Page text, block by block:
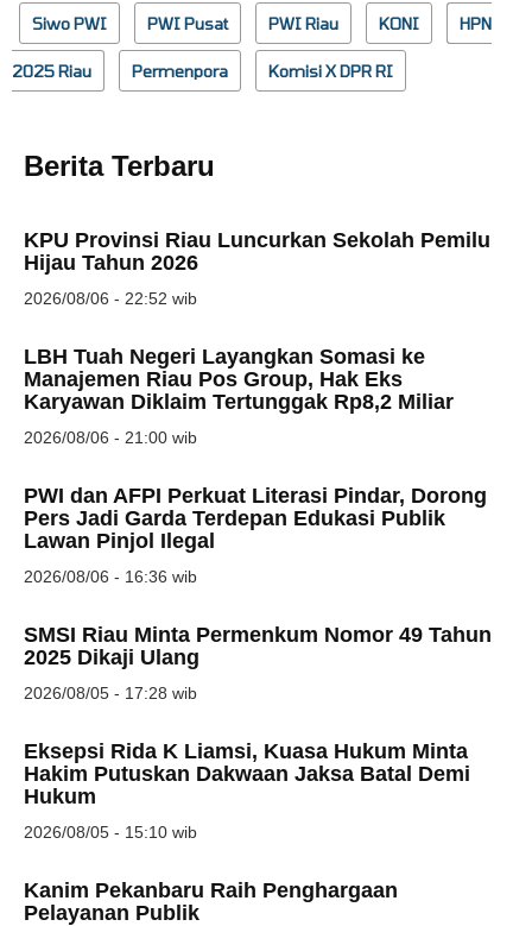
Siwo PWI PWI Pusat PWI Riau KONI HPN
2025 Riau Permenpora Komisi X DPR RI
Berita Terbaru
KPU Provinsi Riau Luncurkan Sekolah Pemilu
Hijau Tahun 2026
2026/08/06 - 22:52 wib
LBH Tuah Negeri Layangkan Somasi ke
Manajemen Riau Pos Group, Hak Eks
Karyawan Diklaim Tertunggak Rp8,2 Miliar
2026/08/06 - 21:00 wib
PWI dan AFPI Perkuat Literasi Pindar, Dorong
Pers Jadi Garda Terdepan Edukasi Publik
Lawan Pinjol Ilegal
2026/08/06 - 16:36 wib
SMSI Riau Minta Permenkum Nomor 49 Tahun
2025 Dikaji Ulang
2026/08/05 - 17:28 wib
Eksepsi Rida K Liamsi, Kuasa Hukum Minta
Hakim Putuskan Dakwaan Jaksa Batal Demi
Hukum
2026/08/05 - 15:10 wib
Kanim Pekanbaru Raih Penghargaan
Pelayanan Publik